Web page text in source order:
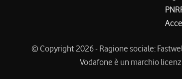
© Copyright 2026 - Ragione sociale:
Vodafone è un marchio